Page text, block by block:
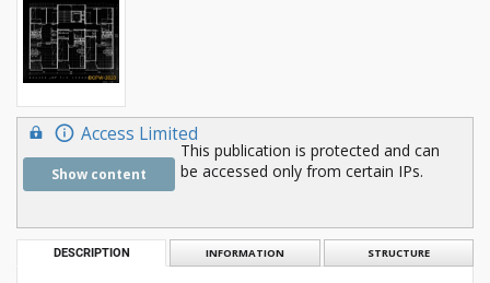
Access Limited
Show content
This publication is protected and can
be accessed only from certain IPs.
DESCRIPTION INFORMATION STRUCTURE